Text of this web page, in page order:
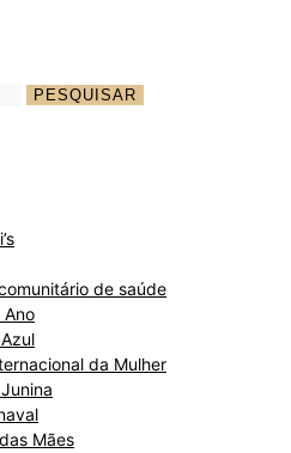
de saúde
Ano
da Mulher
Mães